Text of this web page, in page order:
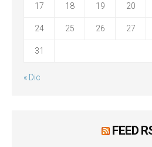
17 18 19 20
24 25 26 27
31
« Dic
FEED